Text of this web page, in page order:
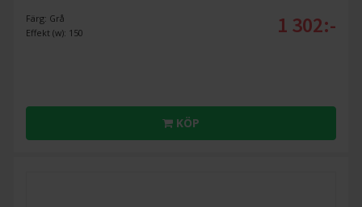
Färg: Grå
Effekt (w): 150
1 302:-
KÖP